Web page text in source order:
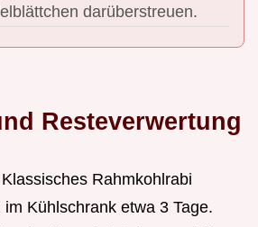
darüberstreuen.
Resteverwertung
Rahmkohlrabi
Kühlschrank etwa 3 Tage.